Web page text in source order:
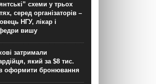
схеми у трьох
серед організаторів –
НГУ, лікар і
вишу
затримали
який за $8 тис.
оформити бронювання